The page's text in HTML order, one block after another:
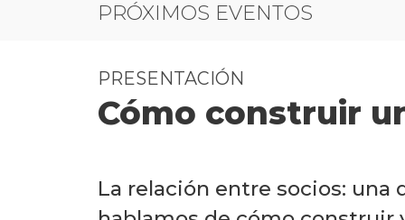
Rectorado
PRÓXIMOS EVENTOS
Cómo construir
PRESENTACIÓN
La relación entre socios: